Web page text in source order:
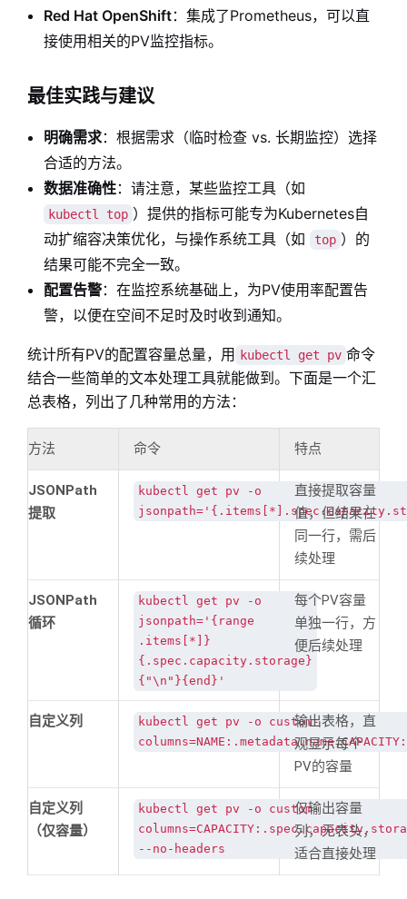
Red Hat OpenShift：集成了Prometheus，可以直
接使用相关的PV监控指标。
最佳实践与建议
明确需求：根据需求（临时检查 vs. 长期监控）选择
合适的方法。
数据准确性：请注意，某些监控工具（如
kubectl top ）提供的指标可能专为Kubernetes自
动扩缩容决策优化，与操作系统工具（如
top ）的
结果可能不完全一致。
配置告警：在监控系统基础上，为PV使用率配置告
警，以便在空间不足时及时收到通知。
统计所有PV的配置容量总量，用 kubectl get pv 命令
结合一些简单的文本处理工具就能做到。下面是一个汇
总表格，列出了几种常用的方法：
方法 命令 特点
JSONPath
提取
kubectl get pv -o
直接提取容量
值，但结果在
同一行，需后
续处理
JSONPath
循环
kubectl get pv -o
jsonpath='{range
.items[*]}
{.spec.capacity.storage}
{"\n"}{end}'
每个PV容量
单独一行，方
便后续处理
自定义列
kubectl get pv -o custom-输出表格，直
观显示每个
PV的容量
自定义列
（仅容量）
kubectl get pv -o custom-
--no-headers
仅输出容量
列，无表头，
适合直接处理